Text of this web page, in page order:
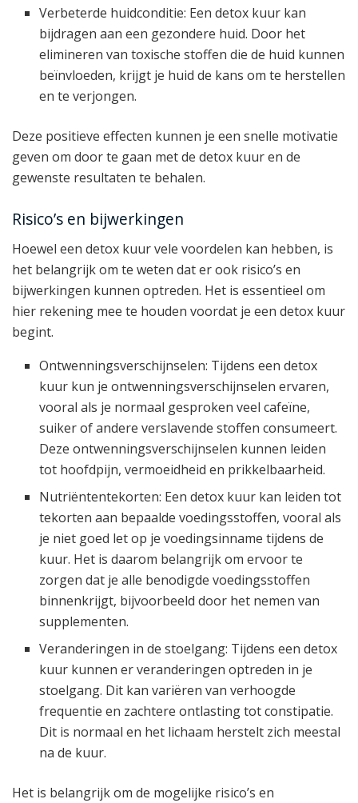
Verbeterde huidconditie: Een detox kuur kan
bijdragen aan een gezondere huid. Door het
elimineren van toxische stoffen die de huid kunnen
beïnvloeden, krijgt je huid de kans om te herstellen
en te verjongen.
Deze positieve effecten kunnen je een snelle motivatie
geven om door te gaan met de detox kuur en de
gewenste resultaten te behalen.
Risico’s en bijwerkingen
Hoewel een detox kuur vele voordelen kan hebben, is
het belangrijk om te weten dat er ook risico’s en
bijwerkingen kunnen optreden. Het is essentieel om
hier rekening mee te houden voordat je een detox kuur
begint.
Ontwenningsverschijnselen: Tijdens een detox
kuur kun je ontwenningsverschijnselen ervaren,
vooral als je normaal gesproken veel cafeïne,
suiker of andere verslavende stoffen consumeert.
Deze ontwenningsverschijnselen kunnen leiden
tot hoofdpijn, vermoeidheid en prikkelbaarheid.
Nutriëntentekorten: Een detox kuur kan leiden tot
tekorten aan bepaalde voedingsstoffen, vooral als
je niet goed let op je voedingsinname tijdens de
kuur. Het is daarom belangrijk om ervoor te
zorgen dat je alle benodigde voedingsstoffen
binnenkrijgt, bijvoorbeeld door het nemen van
supplementen.
Veranderingen in de stoelgang: Tijdens een detox
kuur kunnen er veranderingen optreden in je
stoelgang. Dit kan variëren van verhoogde
frequentie en zachtere ontlasting tot constipatie.
Dit is normaal en het lichaam herstelt zich meestal
na de kuur.
Het is belangrijk om de mogelijke risico’s en